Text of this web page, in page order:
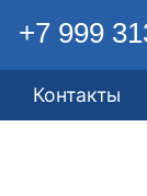
+7 999
Контакты